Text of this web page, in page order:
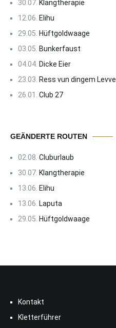
30.07. Klangtherapie
12.06. Elihu
29.05. Hüftgoldwaage
03.05. Bunkerfaust
04.04. Dicke Eier
23.03. Ress vun dingem Levve
26.01. Club 27
GEÄNDERTE ROUTEN
02.08. Cluburlaub
30.07. Klangtherapie
13.06. Elihu
13.06. Laputa
29.05. Hüftgoldwaage
Kontakt
Kletterführer